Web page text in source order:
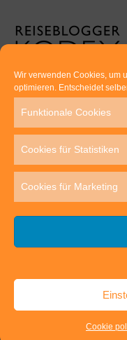
Wir verwenden Cookies, um
optimieren. Entscheidet
Funktionale Cookies
Cookies für Statistiken
Cookies für Marketing
Cookie
Euer
Thomas
outdoor-hochgenuss.de